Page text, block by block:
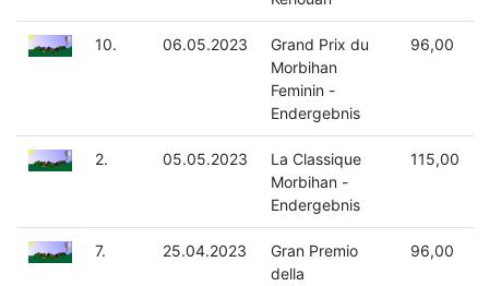
10. 06.05.2023
Grand Prix du
Morbihan
Feminin -
Endergebnis
96,00
2. 05.05.2023
La Classique
Morbihan -
Endergebnis
115,00
7. 25.04.2023
Gran Premio
della
96,00